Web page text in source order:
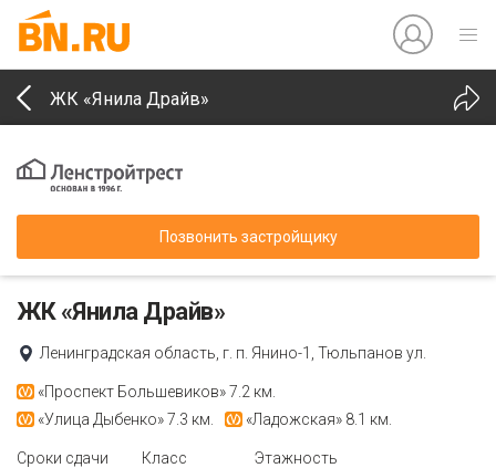
ЖК «Янила Драйв»
Позвонить застройщику
ЖК «Янила Драйв»
Ленинградская область, г. п. Янино-1, Тюльпанов ул.
«Проспект Большевиков»7.2 км.
«Улица Дыбенко»7.3 км. «Ладожская» 8.1 км.
Сроки сдачи Класс Этажность